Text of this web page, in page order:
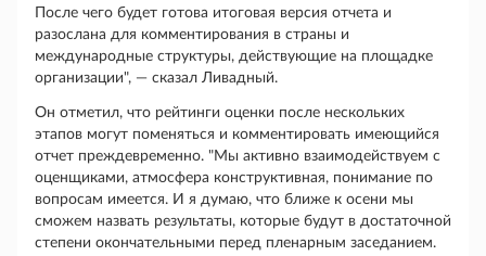
После чего будет готова итоговая версия отчета и
разослана для комментирования в страны и
международные структуры, действующие на площадке
организации", — сказал Ливадный.
Он отметил, что рейтинги оценки после нескольких
этапов могут поменяться и комментировать имеющийся
отчет преждевременно. "Мы активно взаимодействуем с
оценщиками, атмосфера конструктивная, понимание по
вопросам имеется. И я думаю, что ближе к осени мы
сможем назвать результаты, которые будут в достаточной
степени окончательными перед пленарным заседанием.